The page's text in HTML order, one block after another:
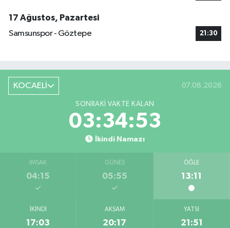
17 Ağustos, Pazartesi
Samsunspor - Göztepe
21:30
KOCAELİ 07.08.2026
SONRAKI VAKTE KALAN
03:34:53
İkindi Namazı
İMSAK
04:15
GÜNEŞ
05:55
ÖĞLE
13:11
İKINDI
17:03
AKŞAM
20:17
YATSI
21:51